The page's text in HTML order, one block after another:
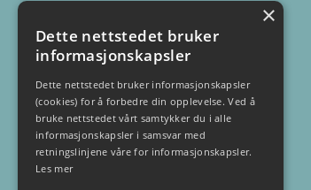
×
Dette nettstedet bruker
informasjonskapsler
Dette nettstedet bruker informasjonskapsler
(cookies) for å forbedre din opplevelse. Ved å
bruke nettstedet vårt samtykker du i alle
informasjonskapsler i samsvar med
retningslinjene våre for informasjonskapsler.
Les mer